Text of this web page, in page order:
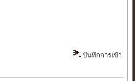
บันทึกการเข้า